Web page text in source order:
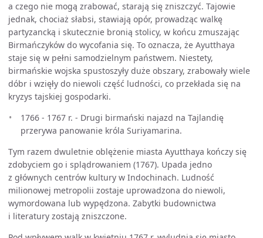
a czego nie mogą zrabować, starają się zniszczyć. Tajowie
jednak, chociaż słabsi, stawiają opór, prowadząc walkę
partyzancką i skutecznie bronią stolicy, w końcu zmuszając
Birmańczyków do wycofania się. To oznacza, że Ayutthaya
staje się w pełni samodzielnym państwem. Niestety,
birmańskie wojska spustoszyły duże obszary, zrabowały wiele
dóbr i wzięły do niewoli część ludności, co przekłada się na
kryzys tajskiej gospodarki.
1766 - 1767 r. - Drugi birmański najazd na Tajlandię
przerywa panowanie króla Suriyamarina.
Tym razem dwuletnie oblężenie miasta Ayutthaya kończy się
zdobyciem go i splądrowaniem (1767). Upada jedno
z głównych centrów kultury w Indochinach. Ludność
milionowej metropolii zostaje uprowadzona do niewoli,
wymordowana lub wypędzona. Zabytki budownictwa
i literatury zostają zniszczone.